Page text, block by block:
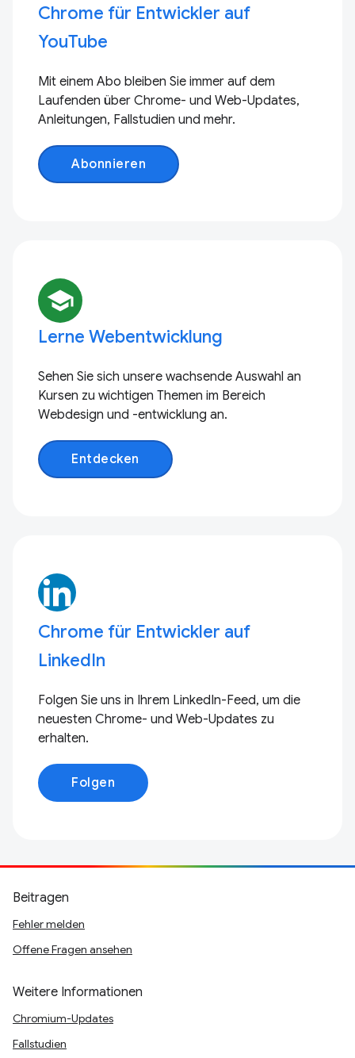
Chrome für Entwickler auf
YouTube
Mit einem Abo bleiben Sie immer auf dem
Laufenden über Chrome- und Web-Updates,
Anleitungen, Fallstudien und mehr.
Abonnieren
school
Lerne Webentwicklung
Sehen Sie sich unsere wachsende Auswahl an
Kursen zu wichtigen Themen im Bereich
Webdesign und -entwicklung an.
Entdecken
Chrome für Entwickler auf
LinkedIn
Folgen Sie uns in Ihrem LinkedIn-Feed, um die
neuesten Chrome- und Web-Updates zu
erhalten.
Folgen
Beitragen
Fehler melden
Offene Fragen ansehen
Weitere Informationen
Chromium-Updates
Fallstudien